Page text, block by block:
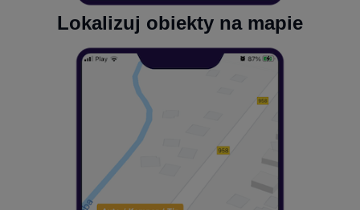
Lokalizuj obiekty na mapie